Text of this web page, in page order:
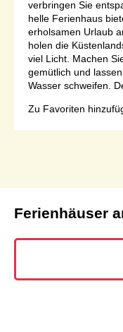
verbringen Sie
helle Ferienhaus
erholsamen Urlaub
holen die
viel Licht. Machen
gemütlich und
Wasser schweifen.
Zu Favoriten
Ferienhäuser